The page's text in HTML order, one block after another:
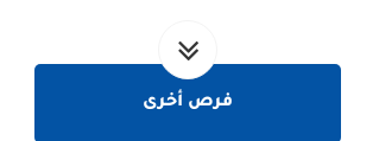
فرص أخرى